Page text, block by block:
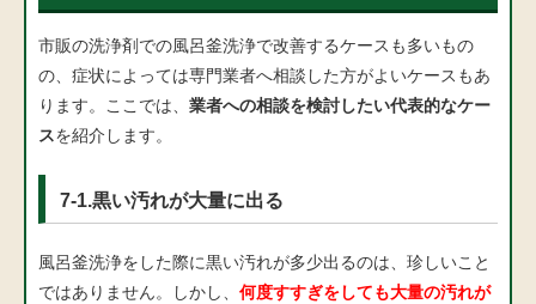
市販の洗浄剤での風呂釜洗浄で改善するケースも多いもの
の、症状によっては専門業者へ相談した方がよいケースもあ
ります。ここでは、 業者への相談を検討したい代表的なケー
スを紹介します。
7-1.黒い汚れが大量に出る
風呂釜洗浄をした際に黒い汚れが多少出るのは、珍しいこと
ではありません。しかし、 何度すすぎをしても大量の汚れが